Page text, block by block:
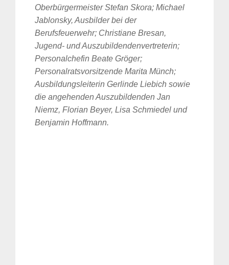
Oberbürgermeister Stefan Skora; Michael
Jablonsky, Ausbilder bei der
Berufsfeuerwehr; Christiane Bresan,
Jugend- und Auszubildendenvertreterin;
Personalchefin Beate Gröger;
Personalratsvorsitzende Marita Münch;
Ausbildungsleiterin Gerlinde Liebich sowie
die angehenden Auszubildenden Jan
Niemz, Florian Beyer, Lisa Schmiedel und
Benjamin Hoffmann.